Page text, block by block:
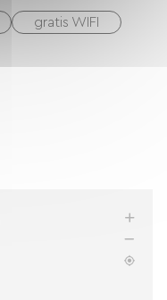
gratis WIFI